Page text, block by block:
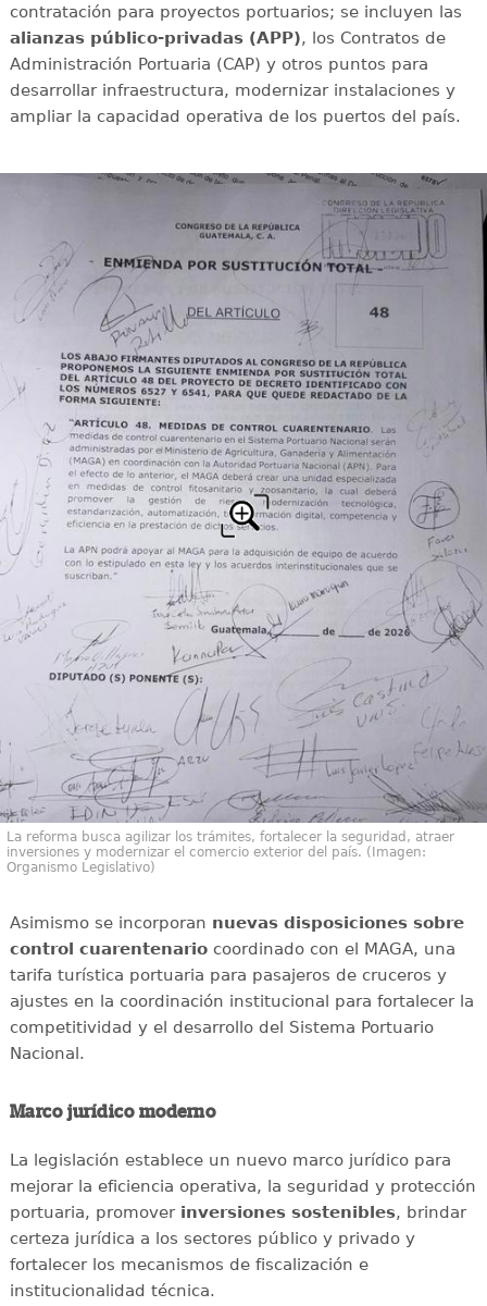
contratación para proyectos portuarios; se incluyen las
alianzas público-privadas (APP), los Contratos de
Administración Portuaria (CAP) y otros puntos para
desarrollar infraestructura, modernizar instalaciones y
ampliar la capacidad operativa de los puertos del país.
La reforma busca agilizar los trámites, fortalecer la seguridad, atraer
inversiones y modernizar el comercio exterior del país. (Imagen:
Organismo Legislativo)
Asimismo se incorporan nuevas disposiciones sobre
control cuarentenariocoordinado con el MAGA, una
tarifa turística portuaria para pasajeros de cruceros y
ajustes en la coordinación institucional para fortalecer la
competitividad y el desarrollo del Sistema Portuario
Nacional.
Marco jurídico moderno
La legislación establece un nuevo marco jurídico para
mejorar la eficiencia operativa, la seguridad y protección
portuaria, promover inversiones sostenibles, brindar
certeza jurídica a los sectores público y privado y
fortalecer los mecanismos de fiscalización e
institucionalidad técnica.